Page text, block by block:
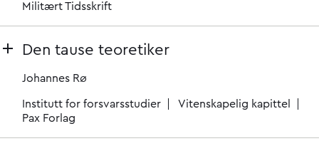
Militært Tidsskrift
Den tause teoretiker
Johannes Rø
Institutt for forsvarsstudier
Vitenskapelig kapittel
Pax Forlag